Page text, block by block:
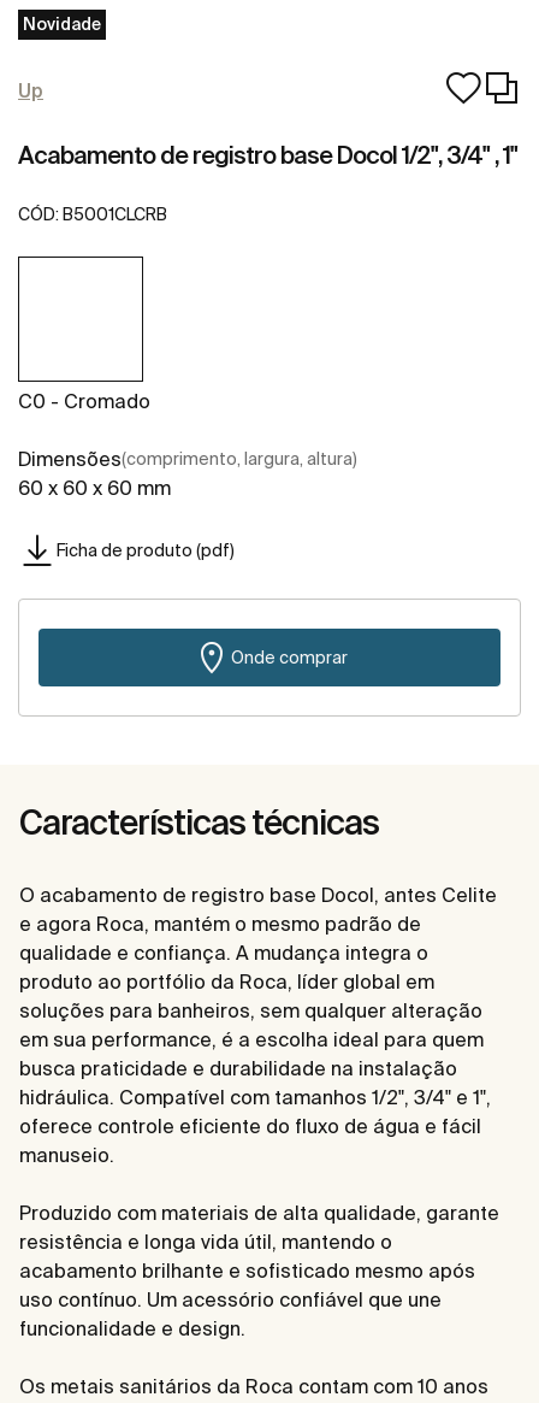
Novidade
Up
Acabamento de registro base Docol 1/2", 3/4" , 1"
CÓD: B5001CLCRB
C0 - Cromado
Dimensões(comprimento, largura, altura)
60 x 60 x 60 mm
Ficha de produto (pdf)
Onde comprar
Características técnicas
O acabamento de registro base Docol, antes Celite
e agora Roca, mantém o mesmo padrão de
qualidade e confiança. A mudança integra o
produto ao portfólio da Roca, líder global em
soluções para banheiros, sem qualquer alteração
em sua performance, é a escolha ideal para quem
busca praticidade e durabilidade na instalação
hidráulica. Compatível com tamanhos 1/2", 3/4" e 1",
oferece controle eficiente do fluxo de água e fácil
manuseio.
Produzido com materiais de alta qualidade, garante
resistência e longa vida útil, mantendo o
acabamento brilhante e sofisticado mesmo após
uso contínuo. Um acessório confiável que une
funcionalidade e design.
Os metais sanitários da Roca contam com 10 anos